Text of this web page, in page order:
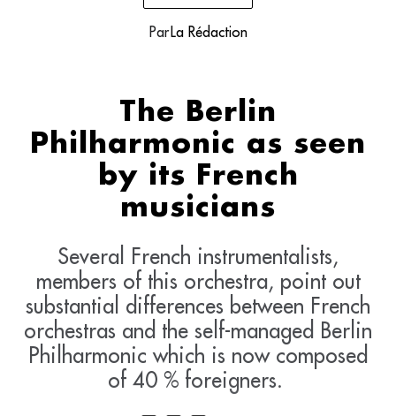
ParLa Rédaction
The Berlin
Philharmonic as seen
by its French
musicians
Several French instrumentalists,
members of this orchestra, point out
substantial differences between French
orchestras and the self-managed Berlin
Philharmonic which is now composed
of 40 % foreigners.